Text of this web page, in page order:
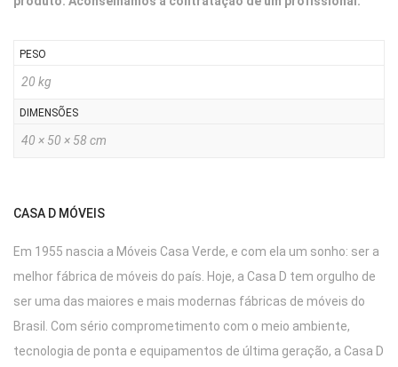
PESO
20 kg
DIMENSÕES
40 × 50 × 58 cm
CASA D MÓVEIS
Em 1955 nascia a Móveis Casa Verde, e com ela um sonho: ser a
melhor fábrica de móveis do país. Hoje, a Casa D tem orgulho de
ser uma das maiores e mais modernas fábricas de móveis do
Brasil. Com sério comprometimento com o meio ambiente,
tecnologia de ponta e equipamentos de última geração, a Casa D